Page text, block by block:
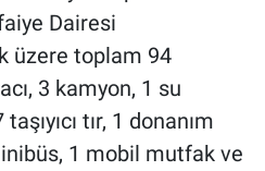
Dairesi
üzere toplam 94
3 kamyon, 1 su
tır, 1 donanım
1 mobil mutfak ve